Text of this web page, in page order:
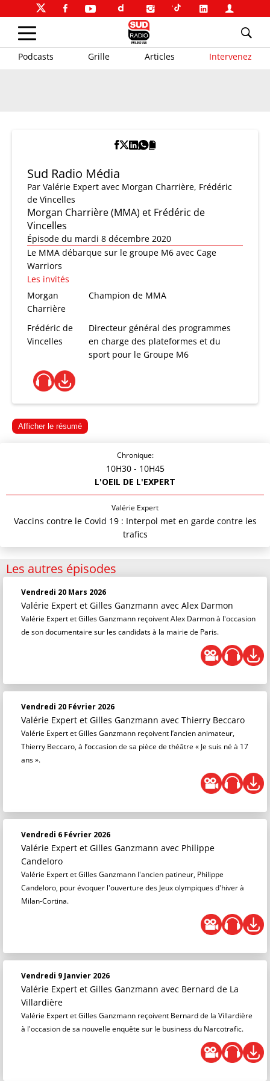
Podcasts Grille Articles Intervenez
Sud Radio Média
Par Valérie Expert avec Morgan Charrière, Frédéric
de Vincelles
Morgan Charrière (MMA) et Frédéric de
Vincelles
Épisode du mardi 8 décembre 2020
Le MMA débarque sur le groupe M6 avec Cage
Warriors
Les invités
Morgan
Charrière
Champion de MMA
Frédéric de
Vincelles
Directeur général des programmes
en charge des plateformes et du
sport pour le Groupe M6
Afficher le résumé
Chronique:
10H30 - 10H45
L'OEIL DE L'EXPERT
Valérie Expert
Vaccins contre le Covid 19 : Interpol met en garde contre les
trafics
Les autres épisodes
Vendredi 20 Mars 2026
Valérie Expert et Gilles Ganzmann avec Alex Darmon
Valérie Expert et Gilles Ganzmann reçoivent Alex Darmon à l'occasion
de son documentaire sur les candidats à la mairie de Paris.
Vendredi 20 Février 2026
Valérie Expert et Gilles Ganzmann avec Thierry Beccaro
Valérie Expert et Gilles Ganzmann reçoivent l’ancien animateur,
Thierry Beccaro, à l’occasion de sa pièce de théâtre « Je suis né à 17
ans ».
Vendredi 6 Février 2026
Valérie Expert et Gilles Ganzmann avec Philippe
Candeloro
Valérie Expert et Gilles Ganzmann l'ancien patineur, Philippe
Candeloro, pour évoquer l'ouverture des Jeux olympiques d'hiver à
Milan-Cortina.
Vendredi 9 Janvier 2026
Valérie Expert et Gilles Ganzmann avec Bernard de La
Villardière
Valérie Expert et Gilles Ganzmann reçoivent Bernard de la Villardière
à l'occasion de sa nouvelle enquête sur le business du Narcotrafic.